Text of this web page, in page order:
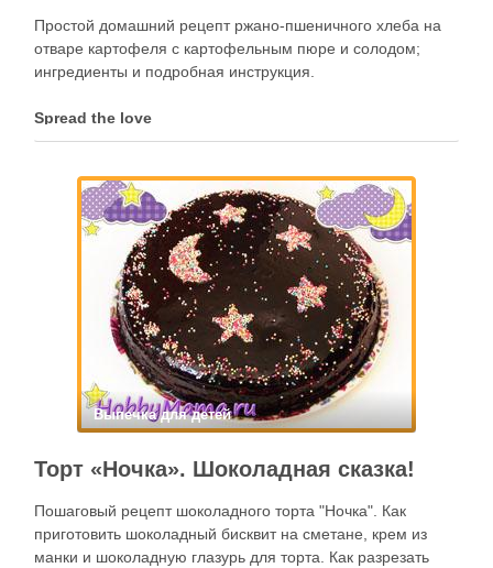
Простой домашний рецепт ржано-пшеничного хлеба на
отваре картофеля с картофельным пюре и солодом;
ингредиенты и подробная инструкция.
Spread the love
Выпечка для детей
Торт «Ночка». Шоколадная сказка!
Пошаговый рецепт шоколадного торта "Ночка". Как
приготовить шоколадный бисквит на сметане, крем из
манки и шоколадную глазурь для торта. Как разрезать